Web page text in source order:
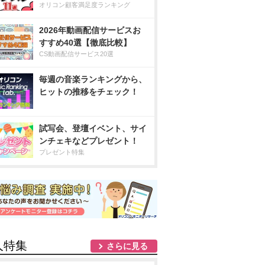
オリコン顧客満足度ランキング
2026年動画配信サービスお
すすめ40選【徹底比較】
CS動画配信サービス20選
毎週の音楽ランキングから、
ヒットの推移をチェック！
試写会、登壇イベント、サイ
ンチェキなどプレゼント！
プレゼント特集
特集 さらに見る